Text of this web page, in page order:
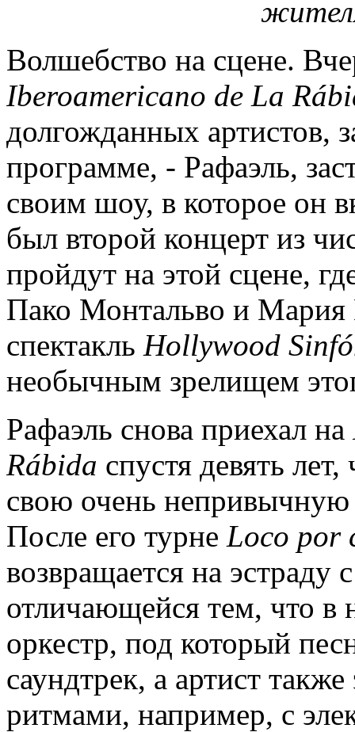
Волшебство на сцене.
Iberoamericano de La Rá
долгожданных артистов,
программе, - Рафаэль,
своим шоу, в которое он
был второй концерт из
пройдут на этой сцене,
Пако Монтальво и Мария
спектакль Hollywood Sinfó
необычным зрелищем
Рафаэль снова приехал на
Rábida спустя девять
свою очень
После его турне Loco por
возвращается на
отличающейся тем, что в
оркестр, под который
саундтрек, а артист
ритмами, например, с